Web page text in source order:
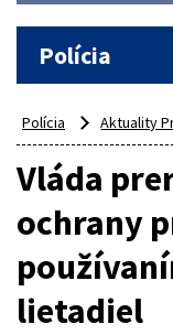
Polícia
Polícia Aktuality
Vláda
ochrany
lietadiel